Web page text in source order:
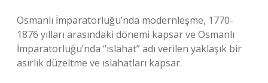
Osmanlı İmparatorluğu’nda modernleşme, 1770-
1876 yılları arasındaki dönemi kapsar ve Osmanlı
İmparatorluğu’nda “ıslahat” adı verilen yaklaşık bir
asırlık düzeltme ve ıslahatları kapsar.